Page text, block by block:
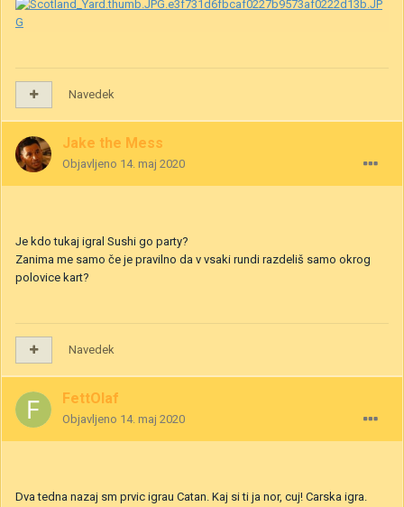
Navedek
Jake the Mess
Objavljeno 14. maj 2020
Je kdo tukaj igral Sushi go party?
Zanima me samo če je pravilno da v vsaki rundi razdeliš samo okrog
polovice kart?
Navedek
FettOlaf
Objavljeno 14. maj 2020
Dva tedna nazaj sm prvic igrau Catan. Kaj si ti ja nor, cuj! Carska igra.